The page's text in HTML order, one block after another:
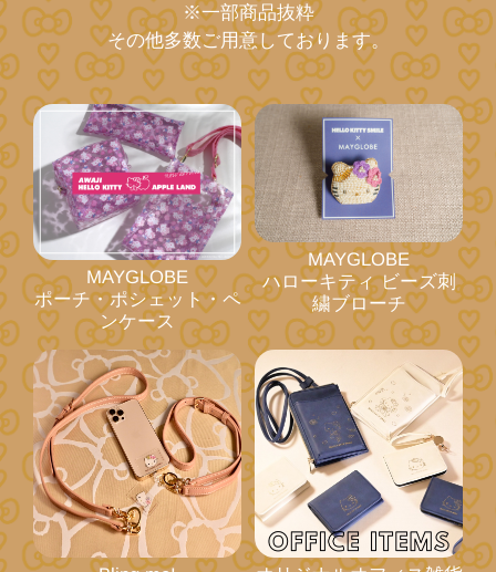
※一部商品抜粋
その他多数ご用意しております。
MAYGLOBE
ポーチ・ポシェット・ペ
ンケース
MAYGLOBE
ハローキティ ビーズ刺
繍ブローチ